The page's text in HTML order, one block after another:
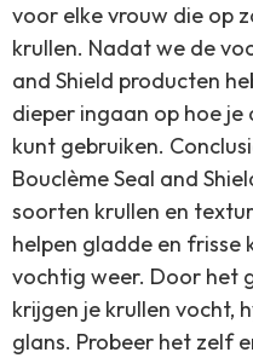
voor elke vrouw die op
krullen. Nadat we de
and Shield producten
dieper ingaan op hoe
kunt gebruiken.
Bouclème Seal and
soorten krullen en
helpen gladde en frisse
vochtig weer. Door het
krijgen je krullen vocht,
glans. Probeer het zelf